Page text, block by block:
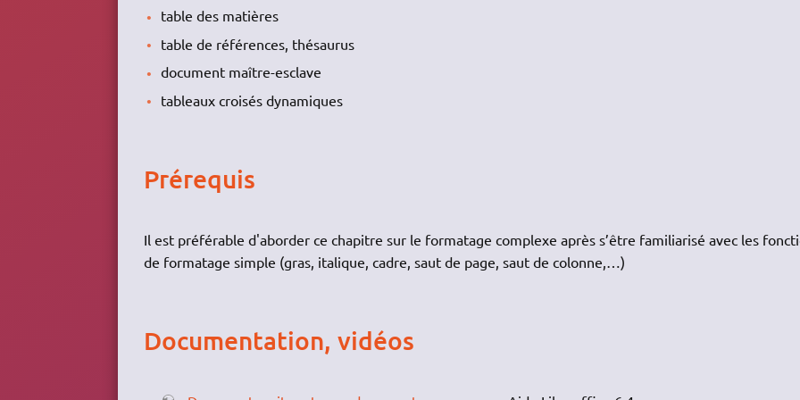
table des matières
table de références, thésaurus
document maître-esclave
tableaux croisés dynamiques
Prérequis
Il est préférable d'aborder ce chapitre sur le formatage complexe après s’être familiarisé avec les
de formatage simple (gras, italique, cadre, saut de page, saut de colonne,…)
Documentation, vidéos